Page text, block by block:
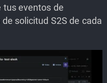
tus eventos de
solicitud S2S de cada